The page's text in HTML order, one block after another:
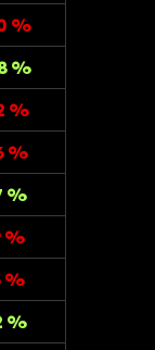
%
%
%
%
%
%
%
%